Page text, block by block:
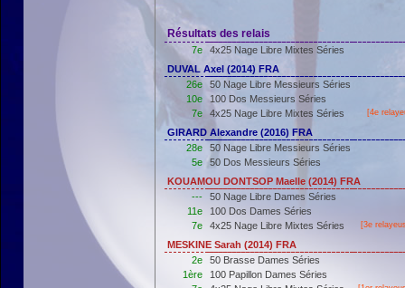
Résultats des relais
7e
4x25 Nage Libre Mixtes Séries
DUVAL Axel (2014) FRA
26e
50 Nage Libre Messieurs Séries
10e
100 Dos Messieurs Séries
7e
4x25 Nage Libre Mixtes Séries [4e
GIRARD Alexandre (2016) FRA
28e
50 Nage Libre Messieurs Séries
5e
50 Dos Messieurs Séries
KOUAMOU DONTSOP Maelle (2014) FRA
---
50 Nage Libre Dames Séries
11e
100 Dos Dames Séries
7e
4x25 Nage Libre Mixtes Séries [3e
MESKINE Sarah (2014) FRA
2e
50 Brasse Dames Séries
1ère
100 Papillon Dames Séries